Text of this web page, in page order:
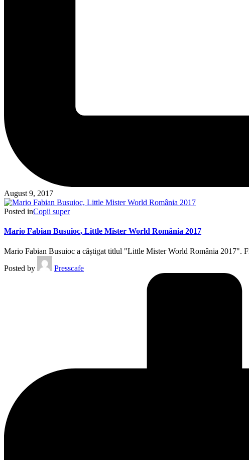
August 9, 2017
Posted inCopii super
Mario Fabian Busuioc, Little Mister World România 2017
Mario Fabian Busuioc a câștigat titlul "Little Mister World România 2017".
Posted by
Presscafe